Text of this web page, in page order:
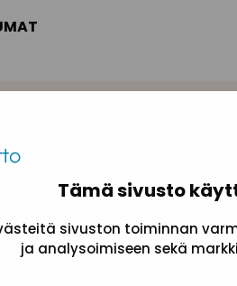
Tämä sivusto
sivuston toiminnan
ja analysoimiseen sekä
0217042–5)
00240 Helsinki